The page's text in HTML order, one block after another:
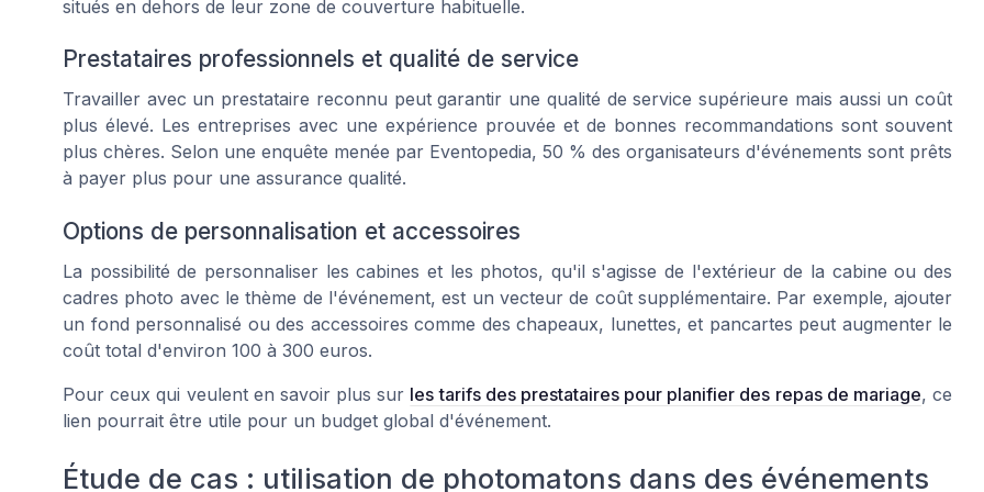
situés en dehors de leur zone de couverture habituelle.
Prestataires professionnels et qualité de service
Travailler avec un prestataire reconnu peut garantir une qualité de service supérieure mais aussi un coût
plus élevé. Les entreprises avec une expérience prouvée et de bonnes recommandations sont souvent
plus chères. Selon une enquête menée par Eventopedia, 50 % des organisateurs d'événements sont prêts
à payer plus pour une assurance qualité.
Options de personnalisation et accessoires
La possibilité de personnaliser les cabines et les photos, qu'il s'agisse de l'extérieur de la cabine ou des
cadres photo avec le thème de l'événement, est un vecteur de coût supplémentaire. Par exemple, ajouter
un fond personnalisé ou des accessoires comme des chapeaux, lunettes, et pancartes peut augmenter le
coût total d'environ 100 à 300 euros.
Pour ceux qui veulent en savoir plus sur les tarifs des prestataires pour planifier des repas de mariage, ce
lien pourrait être utile pour un budget global d'événement.
Étude de cas : utilisation de photomatons dans des événements